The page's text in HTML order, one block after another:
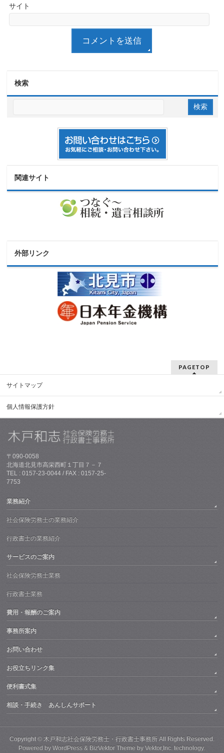
サイト
検索
関連サイト
外部リンク
PAGETOP
サイトマップ
個人情報保護方針
〒090-0058
北海道北見市高栄西町１丁目７－７
TEL : 0157-23-0044 / FAX : 0157-25-
7753
業務紹介
社会保険労務士の業務紹介
行政書士の業務紹介
サービスのご案内
社会保険労務士業務
行政書士業務
費用・報酬のご案内
事務所案内
お問い合わせ
お役立ちリンク集
便利書式集
相談・手続き あんしんサポート
Copyright © 木戸和志社会保険労務士・行政書士事務所All Rights Reserved.
Powered byWordPress & BizVektor Theme byVektor,Inc. technology.